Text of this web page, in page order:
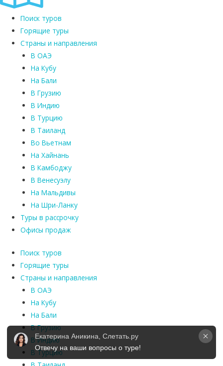
Поиск туров
Горящие туры
Страны и направления
В ОАЭ
На Кубу
На Бали
В Грузию
В Индию
В Турцию
В Таиланд
Во Вьетнам
На Хайнань
В Камбоджу
В Венесуэлу
На Мальдивы
На Шри-Ланку
Туры в рассрочку
Офисы продаж
Поиск туров
Горящие туры
Страны и направления
В ОАЭ
На Кубу
На Бали
В Грузию
В Индию
В Турцию
Екатерина Аникина, Слетать.ру
Отвечу на ваши вопросы о туре!